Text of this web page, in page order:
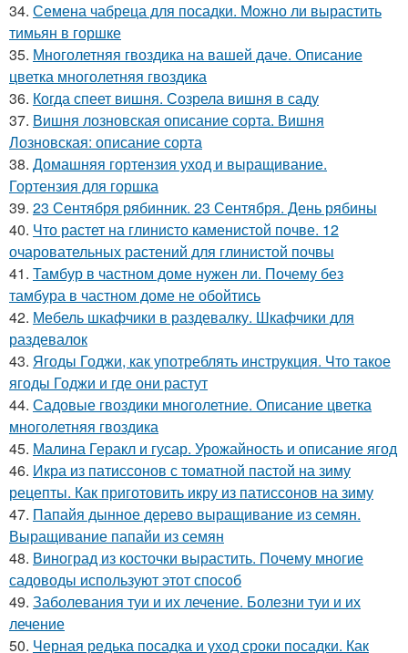
34. Семена чабреца для посадки. Можно ли вырастить
тимьян в горшке
35. Многолетняя гвоздика на вашей даче. Описание
цветка многолетняя гвоздика
36. Когда спеет вишня. Созрела вишня в саду
37. Вишня лозновская описание сорта. Вишня
Лозновская: описание сорта
38. Домашняя гортензия уход и выращивание.
Гортензия для горшка
39. 23 Сентября рябинник. 23 Сентября. День рябины
40. Что растет на глинисто каменистой почве. 12
очаровательных растений для глинистой почвы
41. Тамбур в частном доме нужен ли. Почему без
тамбура в частном доме не обойтись
42. Мебель шкафчики в раздевалку. Шкафчики для
раздевалок
43. Ягоды Годжи, как употреблять инструкция. Что такое
ягоды Годжи и где они растут
44. Садовые гвоздики многолетние. Описание цветка
многолетняя гвоздика
45. Малина Геракл и гусар. Урожайность и описание ягод
46. Икра из патиссонов с томатной пастой на зиму
рецепты. Как приготовить икру из патиссонов на зиму
47. Папайя дынное дерево выращивание из семян.
Выращивание папайи из семян
48. Виноград из косточки вырастить. Почему многие
садоводы используют этот способ
49. Заболевания туи и их лечение. Болезни туи и их
лечение
50. Черная редька посадка и уход сроки посадки. Как